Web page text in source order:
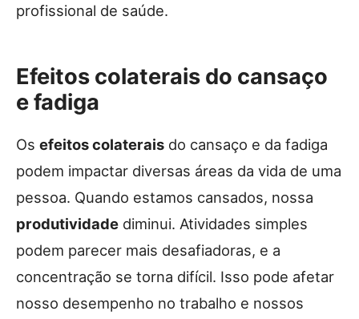
profissional de saúde.
Efeitos colaterais do cansaço
e fadiga
Os efeitos colaterais do cansaço e da fadiga
podem impactar diversas áreas da vida de uma
pessoa. Quando estamos cansados, nossa
produtividade diminui. Atividades simples
podem parecer mais desafiadoras, e a
concentração se torna difícil. Isso pode afetar
nosso desempenho no trabalho e nossos